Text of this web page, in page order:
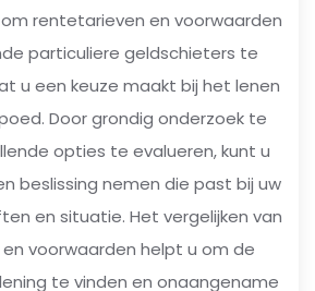
rentetarieven en voorwaarden
particuliere geldschieters te
u een keuze maakt bij het lenen
Door grondig onderzoek te
opties te evalueren, kunt u
beslissing nemen die past bij uw
en situatie. Het vergelijken van
voorwaarden helpt u om de
te vinden en onaangename